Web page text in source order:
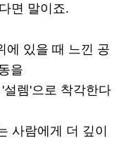
면 말이죠.
에 있을 때 느낀 공
을
렘'으로 착각한다
사람에게 더 깊이